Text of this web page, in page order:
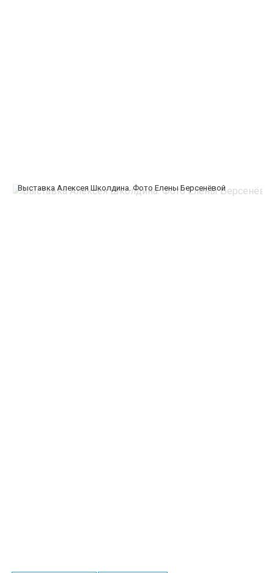
Выставка Алексея Школдина. Фото Елены Берсенёвой